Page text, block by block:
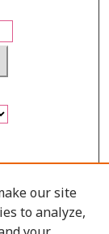
our site
to analyze,